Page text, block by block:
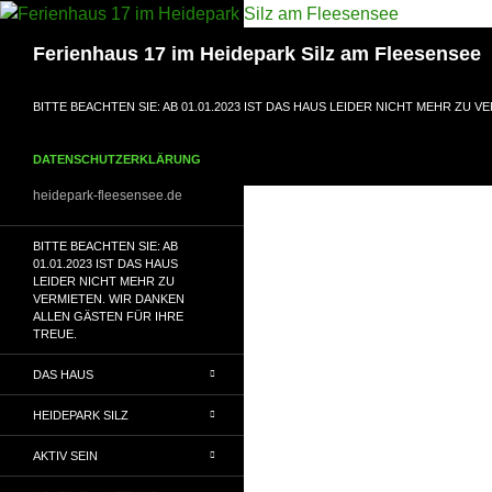
Ferienhaus 17 im Heidepark Silz am Fleesensee
BITTE BEACHTEN SIE: AB 01.01.2023 IST DAS HAUS LEIDER NICHT MEHR ZU
DATENSCHUTZERKLÄRUNG
heidepark-fleesensee.de
BITTE BEACHTEN SIE: AB
01.01.2023 IST DAS HAUS
LEIDER NICHT MEHR ZU
VERMIETEN. WIR DANKEN
ALLEN GÄSTEN FÜR IHRE
TREUE.
DAS HAUS
HEIDEPARK SILZ
AKTIV SEIN